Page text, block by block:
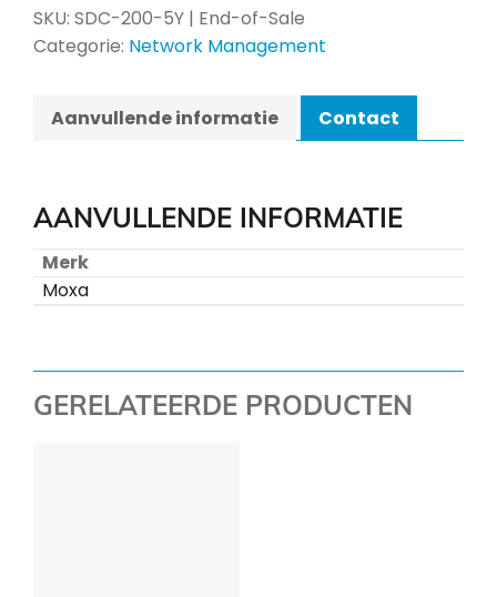
SKU: SDC-200-5Y | End-of-Sale
Categorie: Network Management
Aanvullende informatie Contact
AANVULLENDE INFORMATIE
Merk
Moxa
GERELATEERDE PRODUCTEN